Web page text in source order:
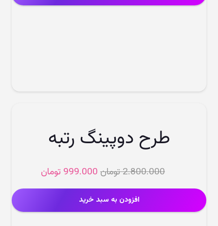
طرح دوپینگ رتبه
2.800.000تومان
قیمت
بود.
999.000 تومان
است.
افزودن به سبد خرید